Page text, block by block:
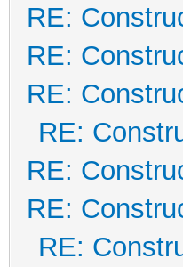
RE:
RE:
RE:
RE:
RE:
RE:
RE: